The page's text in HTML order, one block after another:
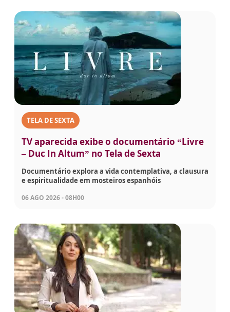
TELA DE SEXTA
TV aparecida exibe o documentário “Livre
– Duc In Altum” no Tela de Sexta
Documentário explora a vida contemplativa, a clausura
e espiritualidade em mosteiros espanhóis
06 AGO 2026 - 08H00